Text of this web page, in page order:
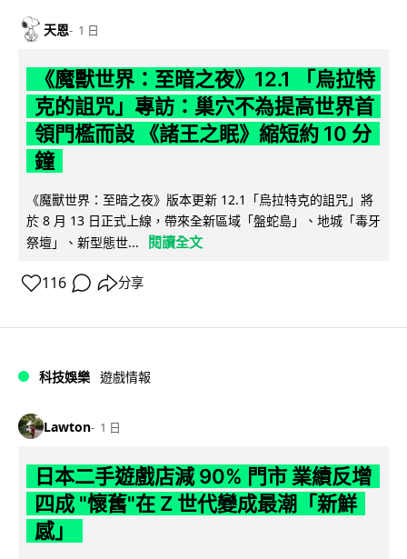
天恩 1 日
《魔獸世界：至暗之夜》12.1 「烏拉特
克的詛咒」專訪：巢穴不為提高世界首
領門檻而設 《諸王之眠》縮短約 10 分
鐘
《魔獸世界：至暗之夜》版本更新 12.1「烏拉特克的詛咒」將
於 8 月 13 日正式上線，帶來全新區域「盤蛇島」、地城「毒牙
祭壇」、新型態世...
閱讀全文
116 分享
科技娛樂 遊戲情報
Lawton 1 日
日本二手遊戲店減 90% 門市 業績反增
四成 "懷舊"在 Z 世代變成最潮「新鮮
感」